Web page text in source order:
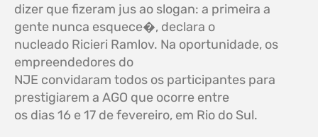
dizer que fizeram jus ao slogan: a primeira a
gente nunca esquece�, declara o
nucleado Ricieri Ramlov. Na oportunidade, os
empreendedores do
NJE convidaram todos os participantes para
prestigiarem a AGO que ocorre entre
os dias 16 e 17 de fevereiro, em Rio do Sul.